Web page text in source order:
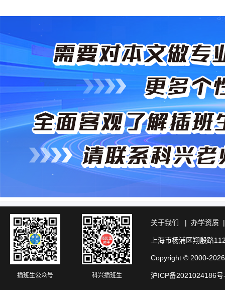
插班生公众号 科兴插班生
关于我们 | 办学资质
上海市杨浦区翔殷路
Copyright © 2000-
沪ICP备2021024186号